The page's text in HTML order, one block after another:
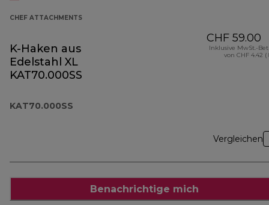
CHEF ATTACHMENTS
K-Haken aus
Edelstahl XL
KAT70.000SS
KAT70.000SS
CHF 59.00
Inklusive MwSt.-
von CHF 4.42 (
Vergleichen
Benachrichtige mich